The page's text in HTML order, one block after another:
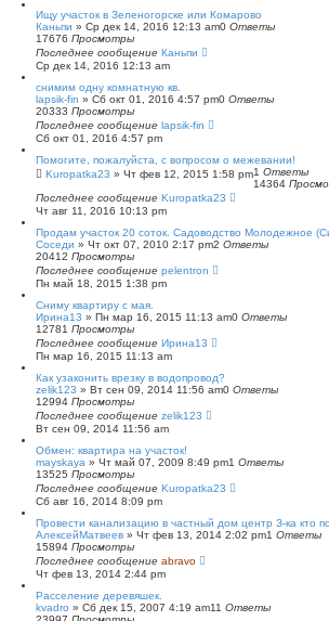
Ищу участок в Зеленогорске или Комарово
Каньпи » Ср дек 14, 2016 12:13 am0 Ответы
17676 Просмотры
Последнее сообщение Каньпи
Ср дек 14, 2016 12:13 am
снимим одну комнатную кв.
lapsik-fin » Сб окт 01, 2016 4:57 pm0 Ответы
20333 Просмотры
Последнее сообщение lapsik-fin
Сб окт 01, 2016 4:57 pm
Помогите, пожалуйста, с вопросом о межевании!
Kuropatka23 » Чт фев 12, 2015 1:58 pm1 Ответы
14364
Последнее сообщение Kuropatka23
Чт авг 11, 2016 10:13 pm
Продам участок 20 соток. Садоводство Молодежное
Соседи » Чт окт 07, 2010 2:17 pm2 Ответы
20412 Просмотры
Последнее сообщение pelentron
Пн май 18, 2015 1:38 pm
Сниму квартиру с мая.
Ирина13 » Пн мар 16, 2015 11:13 am0 Ответы
12781 Просмотры
Последнее сообщение Ирина13
Пн мар 16, 2015 11:13 am
Как узаконить врезку в водопровод?
zelik123 » Вт сен 09, 2014 11:56 am0 Ответы
12994 Просмотры
Последнее сообщение zelik123
Вт сен 09, 2014 11:56 am
Обмен: квартира на участок!
mayskaya » Чт май 07, 2009 8:49 pm1 Ответы
13525 Просмотры
Последнее сообщение Kuropatka23
Сб авг 16, 2014 8:09 pm
Провести канализацию в частный дом центр З-ка кто
АлексейМатвеев » Чт фев 13, 2014 2:02 pm1 Ответы
15894 Просмотры
Последнее сообщение abravo
Чт фев 13, 2014 2:44 pm
Расселение деревяшек.
kvadro » Сб дек 15, 2007 4:19 am11 Ответы